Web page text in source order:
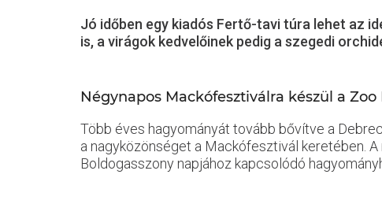
Jó időben egy kiadós Fertő-tavi túra lehet az
is, a virágok kedvelőinek pedig a szegedi
Négynapos Mackófesztiválra készül a Zoo
Több éves hagyományát tovább bővítve a
a nagyközönséget a Mackófesztivál keretében.
Boldogasszony napjához kapcsolódó